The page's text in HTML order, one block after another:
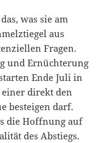
was sie am
aus
Fragen.
und Ernüchterung
Ende Juli in
einer direkt den
besteigen darf.
die Hoffnung auf
des Abstiegs.